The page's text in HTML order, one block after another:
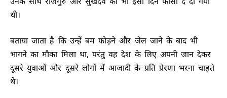
थी।
बताया जाता है कि उन्हें बम फोड़ने और जेल जाने के बाद भी
भागने का मौका मिला था, परंतु वह देश के लिए अपनी जान देकर
दूसरे युवाओं और दूसरे लोगों में आजादी के प्रति प्रेरणा भरना चाहते
थे।